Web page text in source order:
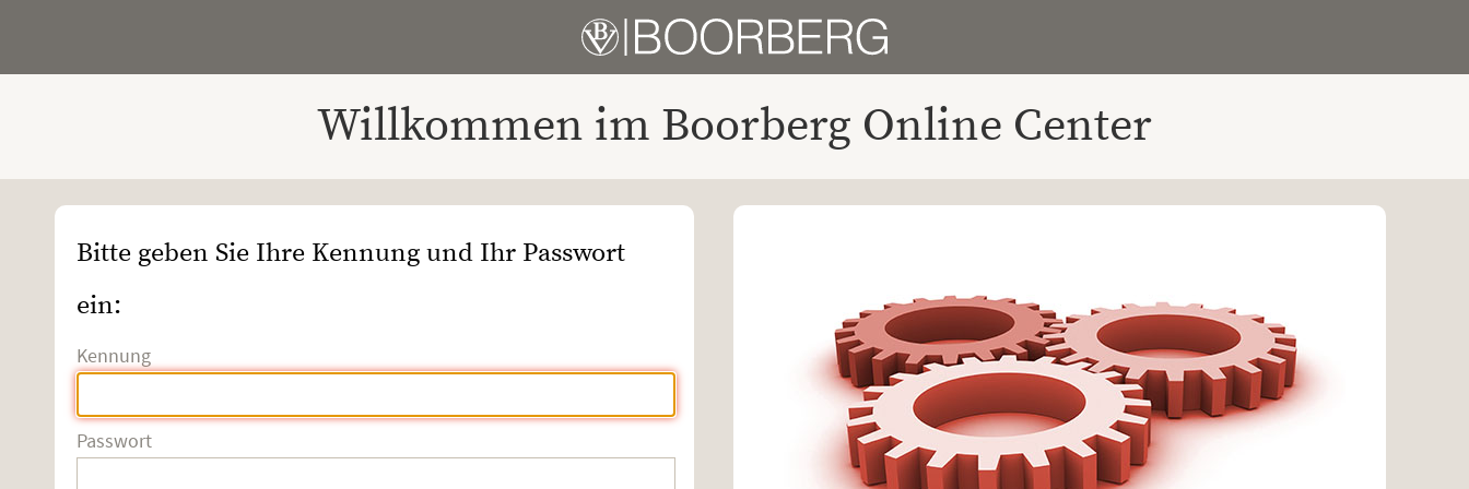
Willkommen im Boorberg Online Center
Bitte geben Sie Ihre Kennung und Ihr Passwort
ein:
Kennung
Passwort